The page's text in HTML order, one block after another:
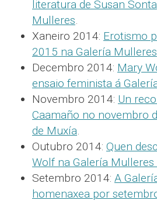
literatura de Susan
Mulleres.
Xaneiro 2014: Erotismo
2015 na Galería Mulleres
Decembro 2014: Mary
ensaio feminista á
Novembro 2014: Un
Caamaño no novembro
de Muxía.
Outubro 2014: Quen
Wolf na Galería Mulleres
Setembro 2014: A
homenaxea por